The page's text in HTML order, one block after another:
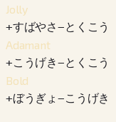
Jolly
+すばやさ−とくこう
Adamant
+こうげき−とくこう
Bold
+ぼうぎょ−こうげき